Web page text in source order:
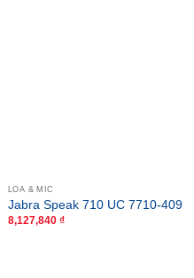
LOA & MIC
Jabra Speak 710 UC 7710-409
8,127,840 ₫